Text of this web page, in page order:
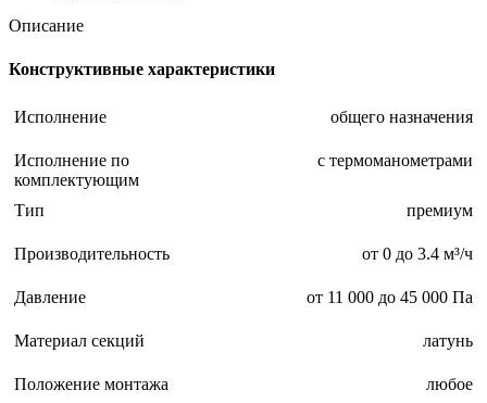
pr
Описание
Конструктивные характеристики
Исполнение общего назначения
Исполнение по
комплектующим
с термоманометрами
Тип премиум
Производительность от 0 до 3.4 м³/ч
Давление от 11 000 до 45 000 Па
Материал секций латунь
Положение монтажа любое